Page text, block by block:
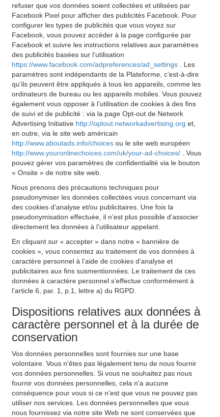
refuser que vos données soient collectées et utilisées par
Facebook Pixel pour afficher des publicités Facebook. Pour
configurer les types de publicités que vous voyez sur
Facebook, vous pouvez accéder à la page configurée par
Facebook et suivre les instructions relatives aux paramètres
des publicités basées sur l’utilisation
https://www.facebook.com/adpreferences/ad_settings
. Les
paramètres sont indépendants de la Plateforme, c’est-à-dire
qu’ils peuvent être appliqués à tous les appareils, comme les
ordinateurs de bureau ou les appareils mobiles. Vous pouvez
également vous opposer à l’utilisation de cookies à des fins
de suivi et de publicité : via la page Opt-out de Network
Advertising Initiative http://optout.networkadvertising.org et,
en outre, via le site web américain
http://www.aboutads.info/choices ou le site web européen
http://www.youronlinechoices.com/uk/your-ad-choices/
. Vous
pouvez gérer vos paramètres de confidentialité via le bouton
« Onsite » de notre site web.
Nous prenons des précautions techniques pour
pseudonymiser les données collectées vous concernant via
des cookies d’analyse et/ou publicitaires. Une fois la
pseudonymisation effectuée, il n’est plus possible d’associer
directement les données à l’utilisateur appelant.
En cliquant sur « accepter » dans notre « bannière de
cookies », vous consentez au traitement de vos données à
caractère personnel à l’aide de cookies d’analyse et
publicitaires aux fins susmentionnées. Le traitement de ces
données à caractère personnel s’effectue conformément à
l’article 6, par. 1, p.1, lettre a) du RGPD.
Dispositions relatives aux données à
caractère personnel et à la durée de
conservation
Vos données personnelles sont fournies sur une base
volontaire. Vous n'êtes pas légalement tenu de nous fournir
vos données personnelles. Si vous ne souhaitez pas nous
fournir vos données personnelles, cela n'a aucune
conséquence pour vous si ce n'est que vous ne pouvez pas
utiliser nos services. Les données personnelles que vous
nous fournissez via notre site Web ne sont conservées que